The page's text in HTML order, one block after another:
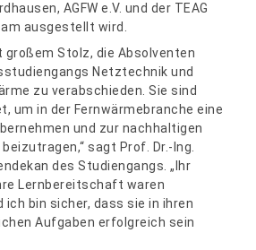
AGFW e.V. und der TEAG
ausgestellt wird.
großem Stolz, die Absolventen
Netztechnik und
zu verabschieden. Sie sind
um in der Fernwärmebranche eine
und zur nachhaltigen
sagt Prof. Dr.-Ing.
des Studiengangs. „Ihr
Lernbereitschaft waren
ich bin sicher, dass sie in ihren
Aufgaben erfolgreich sein